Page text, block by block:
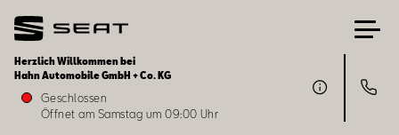
Herzlich Willkommen bei
Hahn Automobile GmbH + Co. KG
Geschlossen
Öffnet am Samstag um 09:00 Uhr
Home